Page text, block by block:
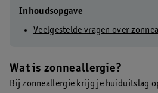
Inhoudsopgave
Veelgestelde vragen over
Wat is zonneallergie?
Bij zonneallergie krijg je huiduitslag